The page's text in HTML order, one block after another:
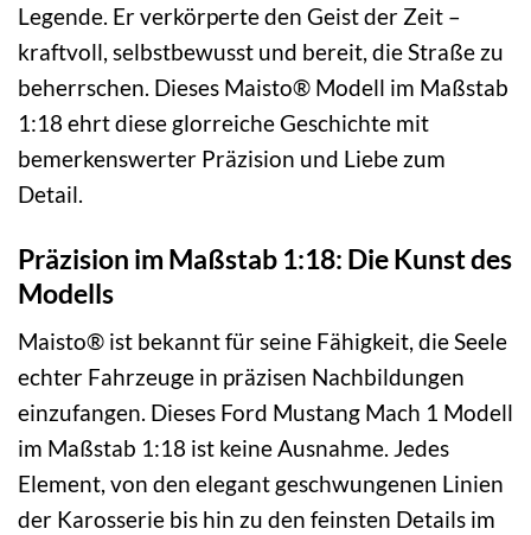
Legende. Er verkörperte den Geist der Zeit –
kraftvoll, selbstbewusst und bereit, die Straße zu
beherrschen. Dieses Maisto® Modell im Maßstab
1:18 ehrt diese glorreiche Geschichte mit
bemerkenswerter Präzision und Liebe zum
Detail.
Präzision im Maßstab 1:18: Die Kunst des
Modells
Maisto® ist bekannt für seine Fähigkeit, die Seele
echter Fahrzeuge in präzisen Nachbildungen
einzufangen. Dieses Ford Mustang Mach 1 Modell
im Maßstab 1:18 ist keine Ausnahme. Jedes
Element, von den elegant geschwungenen Linien
der Karosserie bis hin zu den feinsten Details im